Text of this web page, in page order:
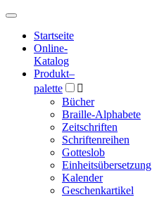
Hauptmenü
Hauptmenü
Startseite
Online-
Katalog
Produkt–
palette

Bücher
Braille-Alphabete
Zeitschriften
Schriftenreihen
Gotteslob
Einheitsübersetzung
Kalender
Geschenkartikel